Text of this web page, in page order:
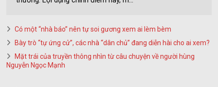
Có một “nhà báo” nên tự soi gương xem ai lèm bèm
Bày trò “tự ứng cử”, các nhà “dân chủ” đang diễn hài cho ai xem?
Mặt trái của truyền thông nhìn từ câu chuyện về người hùng
Nguyễn Ngọc Mạnh